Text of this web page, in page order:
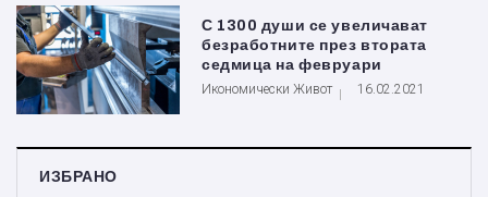
С 1300 души се увеличават
безработните през втората
седмица на февруари
Икономически Живот 16.02.2021
ИЗБРАНО